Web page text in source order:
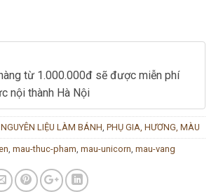
từ 1.000.000đ sẽ được miễn phí
nội thành Hà Nội
NGUYÊN LIỆU LÀM BÁNH, PHỤ GIA, HƯƠNG, MÀU
, mau-thuc-pham, mau-unicorn, mau-vang